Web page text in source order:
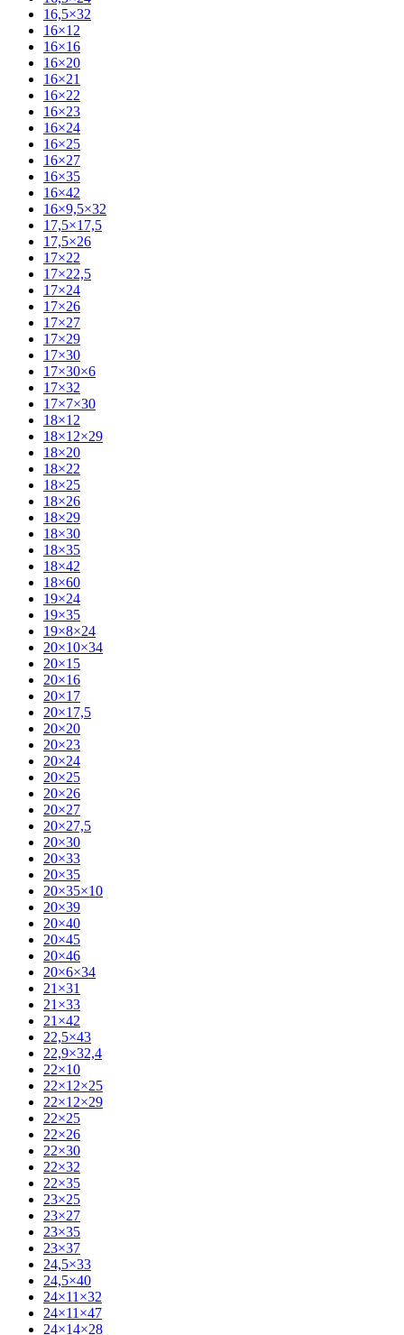
16,5×32
16×12
16×16
16×20
16×21
16×22
16×23
16×24
16×25
16×27
16×35
16×42
16×9,5×32
17,5×17,5
17,5×26
17×22
17×22,5
17×24
17×26
17×27
17×29
17×30
17×30×6
17×32
17×7×30
18×12
18×12×29
18×20
18×22
18×25
18×26
18×29
18×30
18×35
18×42
18×60
19×24
19×35
19×8×24
20×10×34
20×15
20×16
20×17
20×17,5
20×20
20×23
20×24
20×25
20×26
20×27
20×27,5
20×30
20×33
20×35
20×35×10
20×39
20×40
20×45
20×46
20×6×34
21×31
21×33
21×42
22,5×43
22,9×32,4
22×10
22×12×25
22×12×29
22×25
22×26
22×30
22×32
22×35
23×25
23×27
23×35
23×37
24,5×33
24,5×40
24×11×32
24×11×47
24×14×28